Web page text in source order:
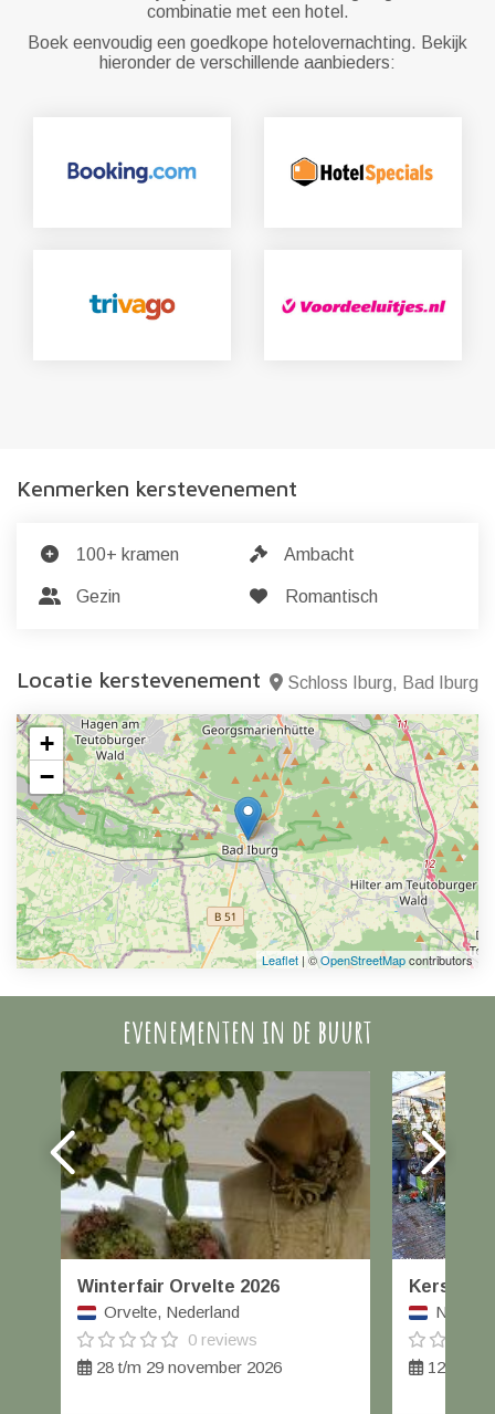
combinatie met een hotel.
Boek eenvoudig een goedkope hotelovernachting. Bekijk
hieronder de verschillende aanbieders:
Kenmerken kerstevenement
100+ kramen Ambacht
Gezin Romantisch
Locatie kerstevenement Schloss Iburg, Bad Iburg
+
−
Leaflet | ©OpenStreetMapcontributors
evenementen in de buurt
Winterfair Orvelte 2026
Orvelte, Nederland
0 reviews
28 t/m 29 november 2026
12